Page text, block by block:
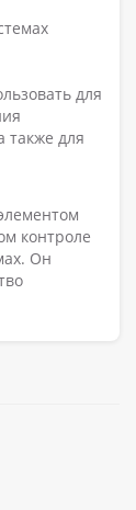
для
также для
контроле
Он